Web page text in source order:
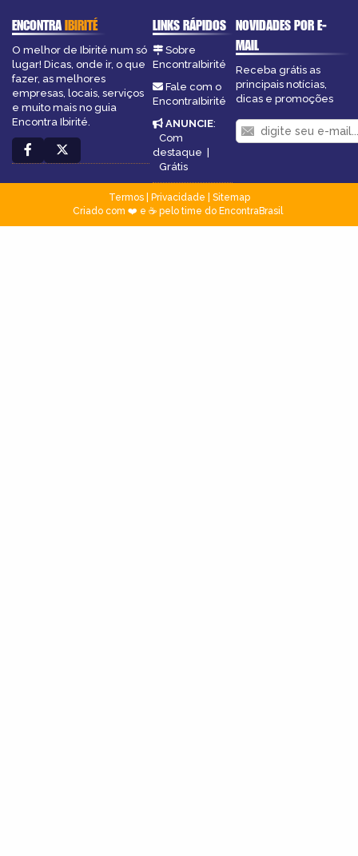
ENCONTRAIBIRITÉ
O melhor de Ibirité num só
lugar! Dicas, onde ir, o que
fazer, as melhores
empresas, locais, serviços
e muito mais no guia
Encontra Ibirité.
LINKS RÁPIDOS
Sobre
EncontraIbirité
Fale com o
EncontraIbirité
ANUNCIE:
Com
destaque |
Grátis
NOVIDADES POR E-
MAIL
Receba grátis as
principais notícias,
dicas e promoções
Termos| Privacidade
Sitemap
Criado com ❤️ e ☕ pelo time do EncontraBrasil